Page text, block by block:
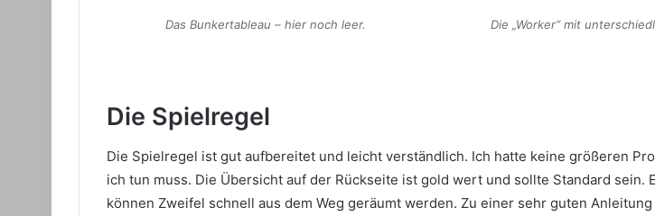
Das Bunkertableau – hier noch leer. Die „Worker“ mit
Die Spielregel
Die Spielregel ist gut aufbereitet und leicht verständlich. Ich hatte keine größeren
ich tun muss. Die Übersicht auf der Rückseite ist gold wert und sollte Standard sein.
können Zweifel schnell aus dem Weg geräumt werden. Zu einer sehr guten